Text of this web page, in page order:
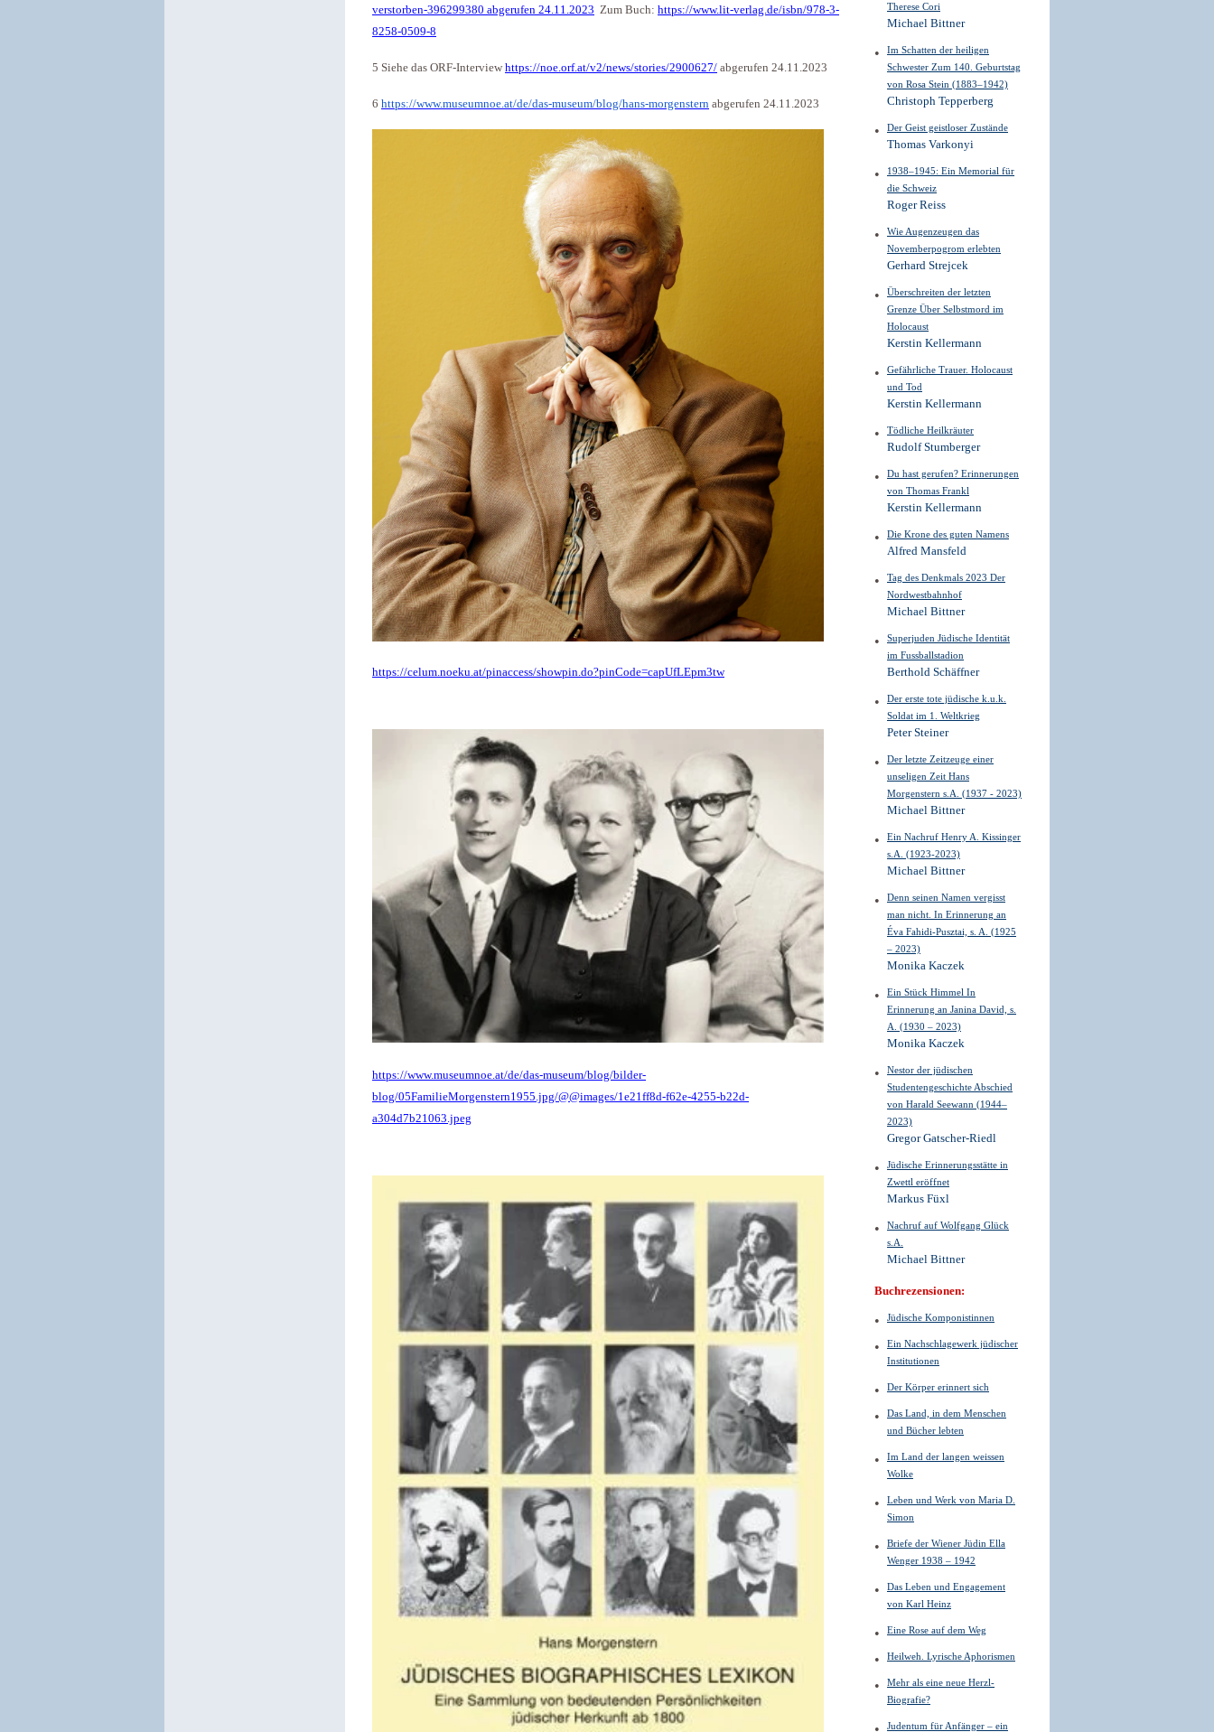
verstorben-396299380 abgerufen 24.11.2023 Zum Buch: https://www.lit-verlag.de/isbn/978-3-
8258-0509-8
5 Siehe das ORF-Interview https://noe.orf.at/v2/news/stories/2900627/ abgerufen 24.11.2023
6 https://www.museumnoe.at/de/das-museum/blog/hans-morgenstern abgerufen 24.11.2023
https://celum.noeku.at/pinaccess/showpin.do?pinCode=capUfLEpm3tw
https://www.museumnoe.at/de/das-museum/blog/bilder-
blog/05FamilieMorgenstern1955.jpg/@@images/1e21ff8d-f62e-4255-b22d-
a304d7b21063.jpeg
Therese Cori
Michael Bittner
Im Schatten der heiligen
Schwester Zum 140. Geburtstag
von Rosa Stein (1883–1942)
Christoph Tepperberg
Der Geist geistloser Zustände
Thomas Varkonyi
1938–1945: Ein Memorial für
die Schweiz
Roger Reiss
Wie Augenzeugen das
Novemberpogrom erlebten
Gerhard Strejcek
Überschreiten der letzten
Grenze Über Selbstmord im
Holocaust
Kerstin Kellermann
Gefährliche Trauer. Holocaust
und Tod
Kerstin Kellermann
Tödliche Heilkräuter
Rudolf Stumberger
Du hast gerufen? Erinnerungen
von Thomas Frankl
Kerstin Kellermann
Die Krone des guten Namens
Alfred Mansfeld
Tag des Denkmals 2023 Der
Nordwestbahnhof
Michael Bittner
Superjuden Jüdische Identität
im Fussballstadion
Berthold Schäffner
Der erste tote jüdische k.u.k.
Soldat im 1. Weltkrieg
Peter Steiner
Der letzte Zeitzeuge einer
unseligen Zeit Hans
Morgenstern s.A. (1937 - 2023)
Michael Bittner
Ein Nachruf Henry A. Kissinger
s.A. (1923-2023)
Michael Bittner
Denn seinen Namen vergisst
man nicht. In Erinnerung an
Éva Fahidi-Pusztai, s. A. (1925
– 2023)
Monika Kaczek
Ein Stück Himmel In
Erinnerung an Janina David, s.
A. (1930 – 2023)
Monika Kaczek
Nestor der jüdischen
Studentengeschichte Abschied
von Harald Seewann (1944–
2023)
Gregor Gatscher-Riedl
Jüdische Erinnerungsstätte in
Zwettl eröffnet
Markus Füxl
Nachruf auf Wolfgang Glück
s.A.
Michael Bittner
Buchrezensionen:
Jüdische Komponistinnen
Ein Nachschlagewerk jüdischer
Institutionen
Der Körper erinnert sich
Das Land, in dem Menschen
und Bücher lebten
Im Land der langen weissen
Wolke
Leben und Werk von Maria D.
Simon
Briefe der Wiener Jüdin Ella
Wenger 1938 – 1942
Das Leben und Engagement
von Karl Heinz
Eine Rose auf dem Weg
Heilweh. Lyrische Aphorismen
Mehr als eine neue Herzl-
Biografie?
Judentum für Anfänger – ein